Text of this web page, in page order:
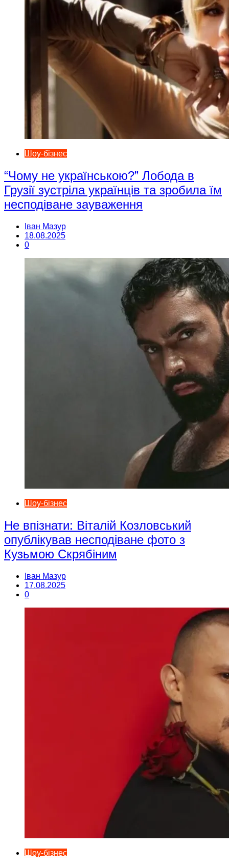
Шоу-бізнес
“Чому не українською?” Лобода в
Грузії зустріла українців та зробила їм
несподіване зауваження
Іван Мазур
18.08.2025
0
Шоу-бізнес
Не впізнати: Віталій Козловський
опублікував несподіване фото з
Кузьмою Скрябіним
Іван Мазур
17.08.2025
0
Шоу-бізнес